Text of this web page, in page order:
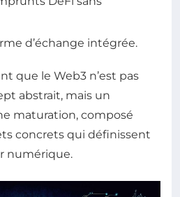
d’échange intégrée.
que le Web3 n’est pas
abstrait, mais un
maturation, composé
concrets qui définissent
numérique.